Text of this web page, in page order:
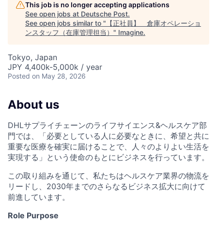
This job is no longer accepting applications
See open jobs at Deutsche Post.
See open jobs similar to " 【正社員】 倉庫オペレーショ
ンスタッフ（在庫管理担当） " Imagine.
Tokyo, Japan
JPY 4,400k-5,000k / year
Posted on May 28, 2026
About us
DHLサプライチェーンのライフサイエンス&ヘルスケア部
門では、「必要としている人に必要なときに、希望と共に
重要な医療を確実に届けることで、人々のよりよい生活を
実現する」という使命のもとにビジネスを行っています。
この取り組みを通じて、私たちはヘルスケア業界の物流を
リードし、2030年までのさらなるビジネス拡大に向けて
前進しています。
Role Purpose